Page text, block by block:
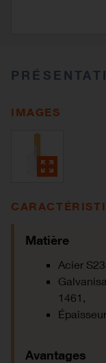
IMAGES
Matière
Acier
1461,
Avantages